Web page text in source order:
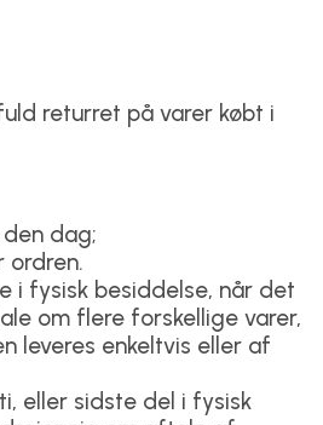
returret på varer købt i
dag;
ordren.
i fysisk besiddelse, når det
om flere forskellige varer,
leveres enkeltvis eller af
eller sidste del i fysisk